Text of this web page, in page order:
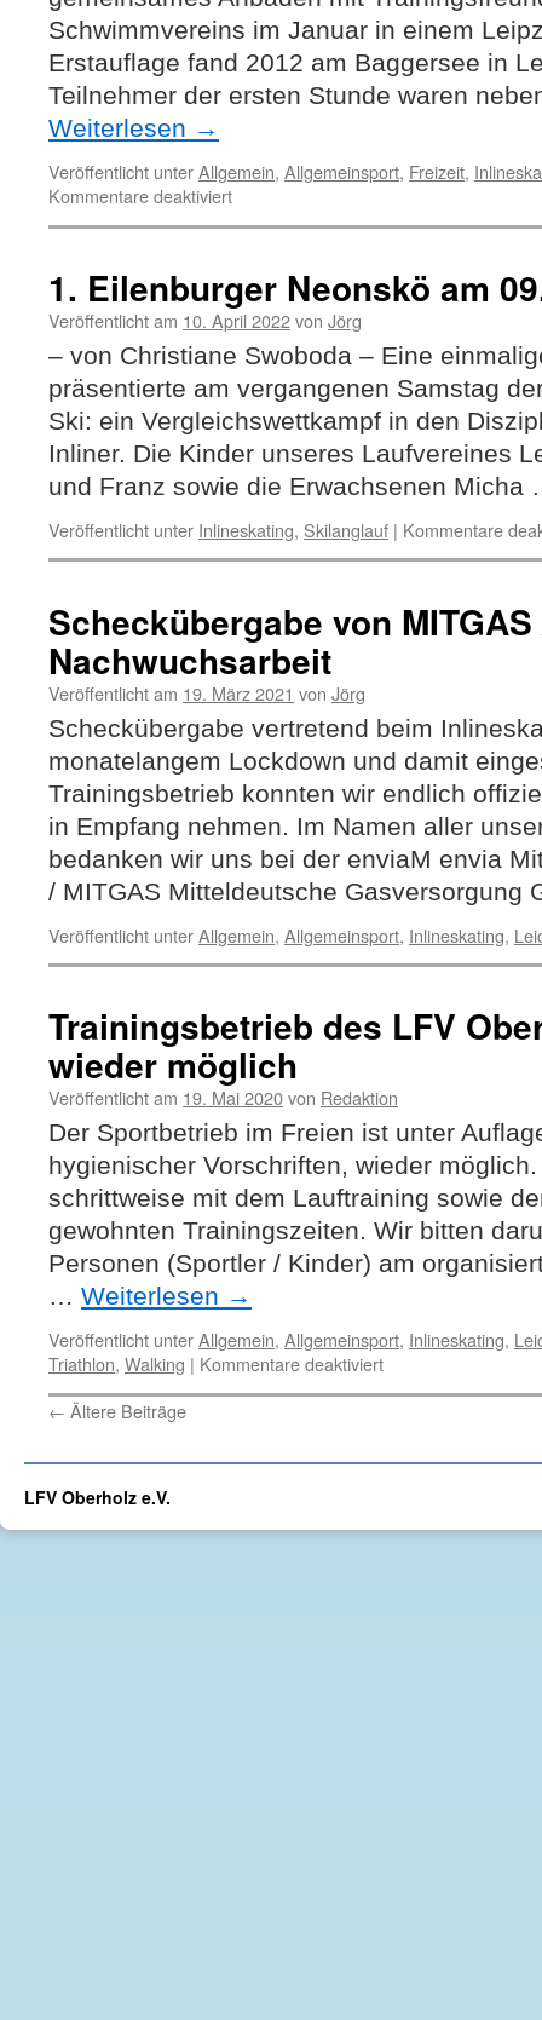
Schwimmvereins im Januar in einem
Erstauflage fand 2012 am Baggersee in
Teilnehmer der ersten Stunde waren
Weiterlesen →
Veröffentlicht unterAllgemein, Allgemeinsport, Freizeit,
Kommentare deaktiviertfür
Am
hieß
es
„Anbaden“
das
„10.“
1. Eilenburger Neonskö am
Veröffentlicht am 10. April 2022von Jörg
– von Christiane Swoboda – Eine
präsentierte am vergangenen Samstag
Ski: ein Vergleichswettkampf in den
Inliner. Die Kinder unseres Laufvereines
und Franz sowie die Erwachsenen
Veröffentlicht unter Inlineskating, Skilanglauf | Kommentare
Scheckübergabe von
Nachwuchsarbeit
Veröffentlicht am 19. März 2021 von Jörg
Scheckübergabe vertretend beim
monatelangem Lockdown und damit
Trainingsbetrieb konnten wir endlich
in Empfang nehmen. Im Namen aller
bedanken wir uns bei der enviaM envia
/ MITGAS Mitteldeutsche
Veröffentlicht unterAllgemein, Allgemeinsport, Inlineskating,
Trainingsbetrieb des LFV
wieder möglich
Veröffentlicht am 19. Mai 2020von Redaktion
Der Sportbetrieb im Freien ist unter
hygienischer Vorschriften, wieder
schrittweise mit dem Lauftraining sowie
gewohnten Trainingszeiten. Wir bitten
Personen (Sportler / Kinder) am
… Weiterlesen →
Veröffentlicht unterAllgemein, Allgemeinsport, Inlineskating,
Triathlon, Walking | Kommentare deaktiviertfür
Trainingsbetrieb
Oberholz
möglich
← Ältere Beiträge
LFV Oberholz e.V.